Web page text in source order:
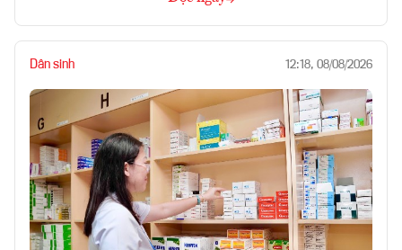
Dân sinh 12:18, 08/08/2026